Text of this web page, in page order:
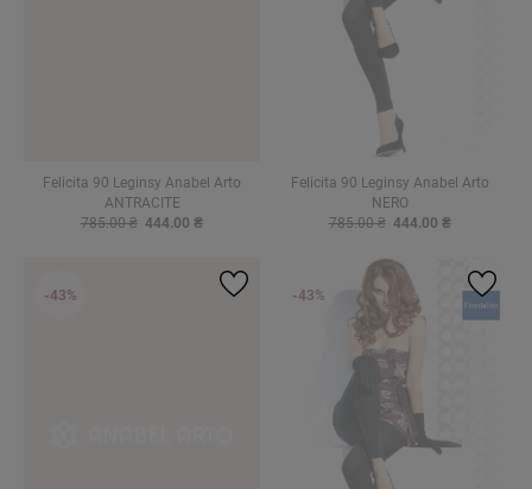
Felicita 90 Leginsy Anabel Arto
ANTRACITE
785.00 ₴ 444.00 ₴
Felicita 90 Leginsy Anabel Arto
NERO
785.00 ₴ 444.00 ₴
-43% -43%